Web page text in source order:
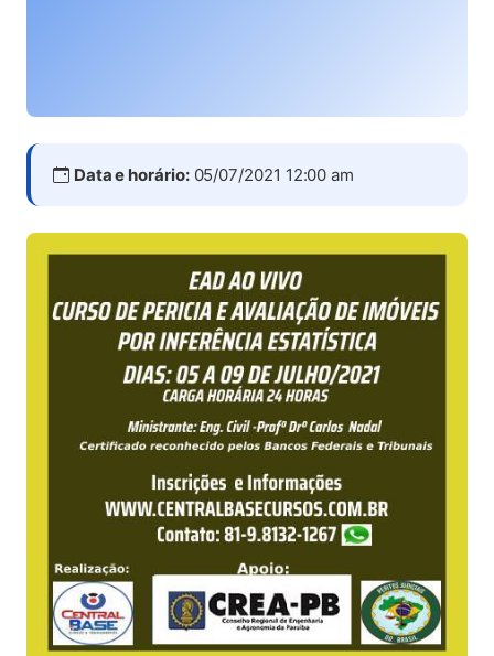
Data e horário:05/07/2021 12:00 am